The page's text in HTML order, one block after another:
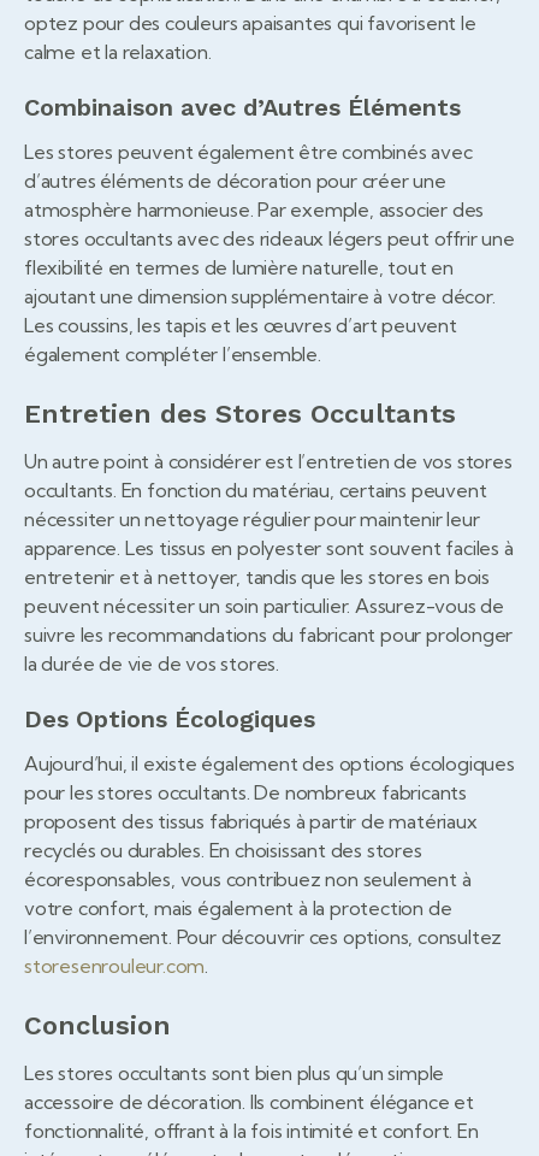
optez pour des couleurs apaisantes qui favorisent le
calme et la relaxation.
Combinaison avec d’Autres Éléments
Les stores peuvent également être combinés avec
d’autres éléments de décoration pour créer une
atmosphère harmonieuse. Par exemple, associer des
stores occultants avec des rideaux légers peut offrir une
flexibilité en termes de lumière naturelle, tout en
ajoutant une dimension supplémentaire à votre décor.
Les coussins, les tapis et les œuvres d’art peuvent
également compléter l’ensemble.
Entretien des Stores Occultants
Un autre point à considérer est l’entretien de vos stores
occultants. En fonction du matériau, certains peuvent
nécessiter un nettoyage régulier pour maintenir leur
apparence. Les tissus en polyester sont souvent faciles à
entretenir et à nettoyer, tandis que les stores en bois
peuvent nécessiter un soin particulier. Assurez-vous de
suivre les recommandations du fabricant pour prolonger
la durée de vie de vos stores.
Des Options Écologiques
Aujourd’hui, il existe également des options écologiques
pour les stores occultants. De nombreux fabricants
proposent des tissus fabriqués à partir de matériaux
recyclés ou durables. En choisissant des stores
écoresponsables, vous contribuez non seulement à
votre confort, mais également à la protection de
l’environnement. Pour découvrir ces options, consultez
storesenrouleur.com
Conclusion
Les stores occultants sont bien plus qu’un simple
accessoire de décoration. Ils combinent élégance et
fonctionnalité, offrant à la fois intimité et confort. En